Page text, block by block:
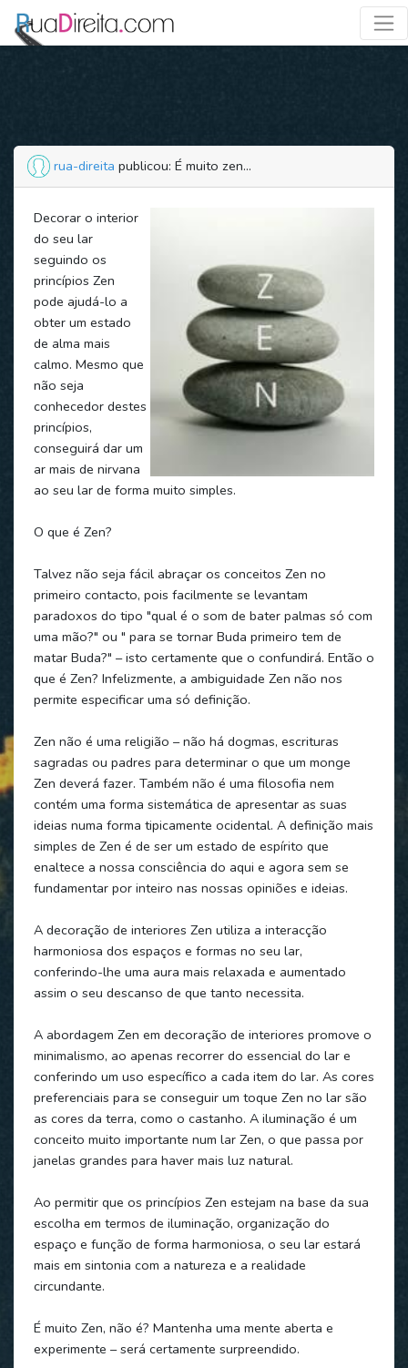
rua-direita publicou: É muito zen...
Decorar o interior
do seu lar
seguindo os
princípios Zen
pode ajudá-lo a
obter um estado
de alma mais
calmo. Mesmo que
não seja
conhecedor destes
princípios,
conseguirá dar um
ar mais de nirvana
ao seu lar de forma muito simples.
O que é Zen?
Talvez não seja fácil abraçar os conceitos Zen no
primeiro contacto, pois facilmente se levantam
paradoxos do tipo "qual é o som de bater palmas só com
uma mão?" ou " para se tornar Buda primeiro tem de
matar Buda?" – isto certamente que o confundirá. Então o
que é Zen? Infelizmente, a ambiguidade Zen não nos
permite especificar uma só definição.
Zen não é uma religião – não há dogmas, escrituras
sagradas ou padres para determinar o que um monge
Zen deverá fazer. Também não é uma filosofia nem
contém uma forma sistemática de apresentar as suas
ideias numa forma tipicamente ocidental. A definição mais
simples de Zen é de ser um estado de espírito que
enaltece a nossa consciência do aqui e agora sem se
fundamentar por inteiro nas nossas opiniões e ideias.
A decoração de interiores Zen utiliza a interacção
harmoniosa dos espaços e formas no seu lar,
conferindo-lhe uma aura mais relaxada e aumentado
assim o seu descanso de que tanto necessita.
A abordagem Zen em decoração de interiores promove o
minimalismo, ao apenas recorrer do essencial do lar e
conferindo um uso específico a cada item do lar. As cores
preferenciais para se conseguir um toque Zen no lar são
as cores da terra, como o castanho. A iluminação é um
conceito muito importante num lar Zen, o que passa por
janelas grandes para haver mais luz natural.
Ao permitir que os princípios Zen estejam na base da sua
escolha em termos de iluminação, organização do
espaço e função de forma harmoniosa, o seu lar estará
mais em sintonia com a natureza e a realidade
circundante.
É muito Zen, não é? Mantenha uma mente aberta e
experimente – será certamente surpreendido.